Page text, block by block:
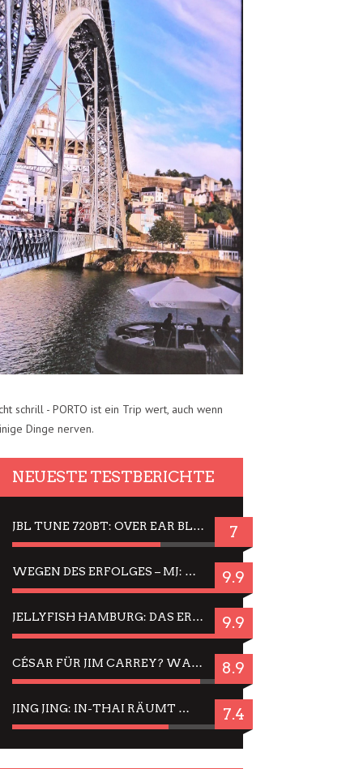
schrill - PORTO ist ein Trip wert, auch wenn
Dinge nerven.
NEUESTE TESTBERICHTE
JBL TUNE 720BT: OVER EAR BLUETOOTH KOPFHÖRER UM DIE 50,-€ IM DAUER-TEST 7
WEGEN DES ERFOLGES – MJ: MICHAEL JACKSON MUSICAL IN EINER MATINEE SEHEN 9.9
JELLYFISH HAMBURG: DAS ERFOLGREICHE SOMMER-MENÜ 2025 IN GEFÜHLEN UND BILDERN 9.9
CÉSAR FÜR JIM CARREY? WARUM DAS EINER DER NERVIGSTEN ACTORS IST UND BLEIBT 8.9
JING JING: IN-THAI RÄUMT WIEDER TITEL AB – EIN ZWEI-STUNDEN-ERLEBNISBERICHT 7.4